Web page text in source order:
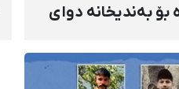
بۆ بەندیخانە دوای